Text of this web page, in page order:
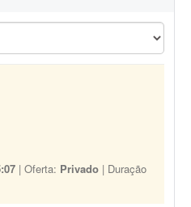
| Oferta: Privado | Duração